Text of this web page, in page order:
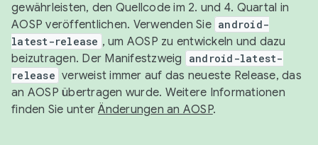
gewährleisten, den Quellcode im 2. und 4. Quartal in
AOSP veröffentlichen. Verwenden Sie android-
latest-release , um AOSP zu entwickeln und dazu
beizutragen. Der Manifestzweig
android-latest-
release verweist immer auf das neueste Release, das
an AOSP übertragen wurde. Weitere Informationen
finden Sie unterÄnderungen an AOSP.